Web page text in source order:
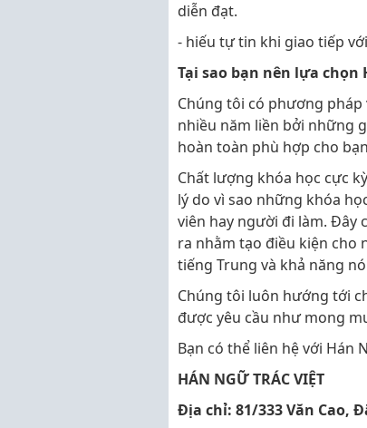
diễn đạt.
- hiếu tự tin khi giao tiếp
Tại sao bạn nên lựa chọn
Chúng tôi có phương
nhiều năm liền bởi những
hoàn toàn phù hợp cho
Chất lượng khóa học cực
lý do vì sao những khóa
viên hay người đi làm.
ra nhằm tạo điều kiện cho
tiếng Trung và khả năng
Chúng tôi luôn hướng tới
được yêu cầu như mong
Bạn có thể liên hệ với Hán
HÁN NGỮ TRÁC VIỆT
Địa chỉ: 81/333 Văn Cao,